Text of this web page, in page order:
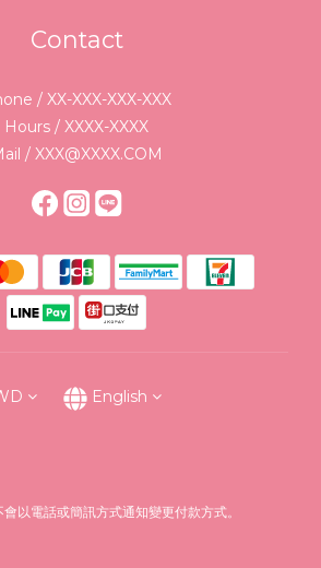
Contact
/ XX-XXX-XXX-XXX
Hours / XXXX-XXXX
/ XXX@XXXX.COM
English
以電話或簡訊方式通知變更付款方式。